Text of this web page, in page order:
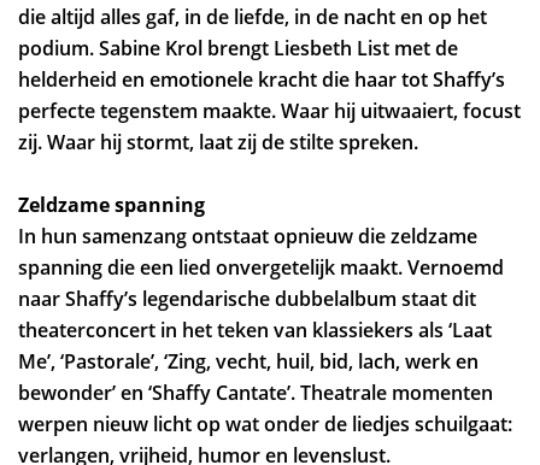
die altijd alles gaf, in de liefde, in de nacht en op het
podium. Sabine Krol brengt Liesbeth List met de
helderheid en emotionele kracht die haar tot Shaffy’s
perfecte tegenstem maakte. Waar hij uitwaaiert, focust
zij. Waar hij stormt, laat zij de stilte spreken.
Zeldzame spanning
In hun samenzang ontstaat opnieuw die zeldzame
spanning die een lied onvergetelijk maakt. Vernoemd
naar Shaffy’s legendarische dubbelalbum staat dit
theaterconcert in het teken van klassiekers als ‘Laat
Me’, ‘Pastorale’, ‘Zing, vecht, huil, bid, lach, werk en
bewonder’ en ‘Shaffy Cantate’. Theatrale momenten
werpen nieuw licht op wat onder de liedjes schuilgaat:
verlangen, vrijheid, humor en levenslust.